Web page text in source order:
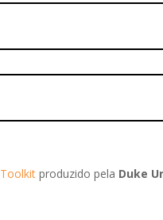
Toolkit produzido pela Duke